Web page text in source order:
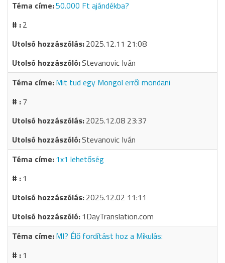
50.000 Ft ajándékba?
2
2025.12.11 21:08
Stevanovic Iván
Mit tud egy Mongol erről mondani
7
2025.12.08 23:37
Stevanovic Iván
1x1 lehetőség
1
2025.12.02 11:11
1DayTranslation.com
MI? Élő fordítást hoz a Mikulás:
1